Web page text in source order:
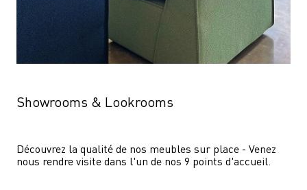
Showrooms & Lookrooms
Découvrez la qualité de nos meubles sur place - Venez
nous rendre visite dans l'un de nos 9 points d'accueil.